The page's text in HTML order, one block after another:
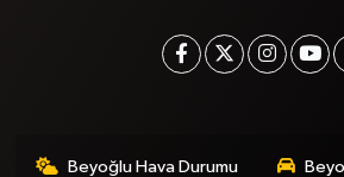
Beyoğlu Hava Durumu